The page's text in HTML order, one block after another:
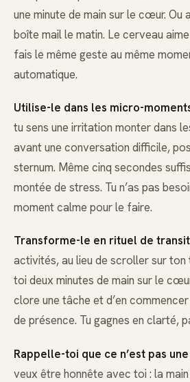
une minute de main sur le cœur. Ou
boîte mail le matin. Le cerveau
fais le même geste au même
automatique.
Utilise-le dans les micro-
tu sens une irritation monter dans
avant une conversation difficile,
sternum. Même cinq secondes
montée de stress. Tu n’as pas
moment calme pour le faire.
Transforme-le en rituel de
activités, au lieu de scroller sur
toi deux minutes de main sur le
clore une tâche et d’en
de présence. Tu gagnes en clarté,
Rappelle-toi que ce n’est pas
veux être honnête avec toi : la